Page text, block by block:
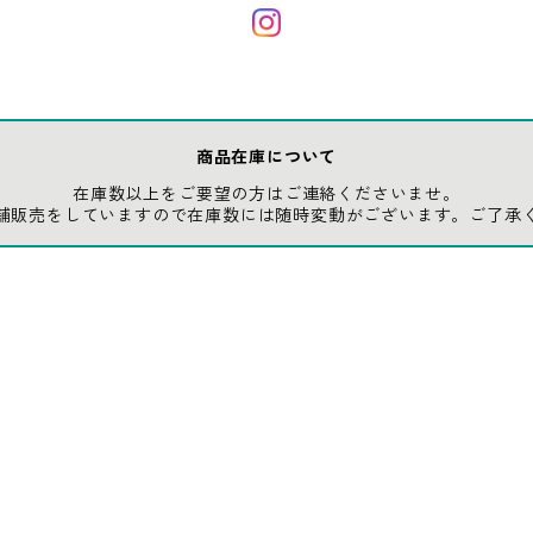
商品在庫について
在庫数以上をご要望の方はご連絡くださいませ。
販売をしていますので在庫数には随時変動がございます。ご了承